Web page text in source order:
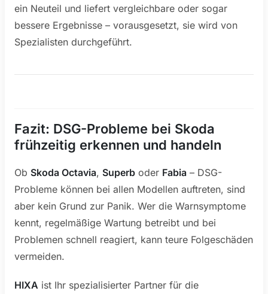
ein Neuteil und liefert vergleichbare oder sogar
bessere Ergebnisse – vorausgesetzt, sie wird von
Spezialisten durchgeführt.
Fazit: DSG-Probleme bei Skoda
frühzeitig erkennen und handeln
Ob Skoda Octavia, Superb oder Fabia – DSG-
Probleme können bei allen Modellen auftreten, sind
aber kein Grund zur Panik. Wer die Warnsymptome
kennt, regelmäßige Wartung betreibt und bei
Problemen schnell reagiert, kann teure Folgeschäden
vermeiden.
HIXA ist Ihr spezialisierter Partner für die